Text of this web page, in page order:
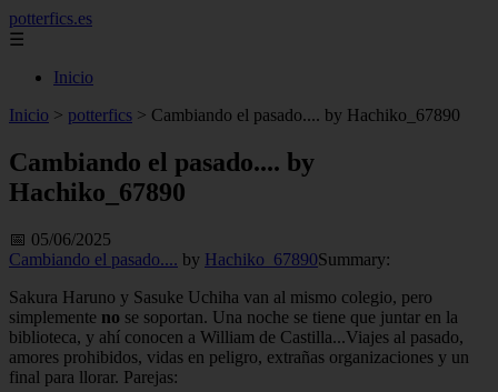
potterfics.es
☰
Inicio
Inicio > potterfics > Cambiando el pasado.... by Hachiko_67890
Cambiando el pasado.... by
Hachiko_67890
📅 05/06/2025
Cambiando el pasado.... by Hachiko_67890Summary:
Sakura Haruno y Sasuke Uchiha van al mismo colegio, pero
simplemente no se soportan. Una noche se tiene que juntar en la
biblioteca, y ahí conocen a William de Castilla...Viajes al pasado,
amores prohibidos, vidas en peligro, extrañas organizaciones y un
final para llorar. Parejas: